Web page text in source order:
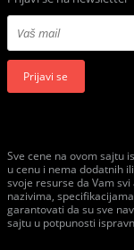
Prijavi se
Sve cene na ovom sajtu
u cenu i nema dodatnih
svoje resurse da Vam
nazivima,
garantovati da su sve
sajtu u potpunosti